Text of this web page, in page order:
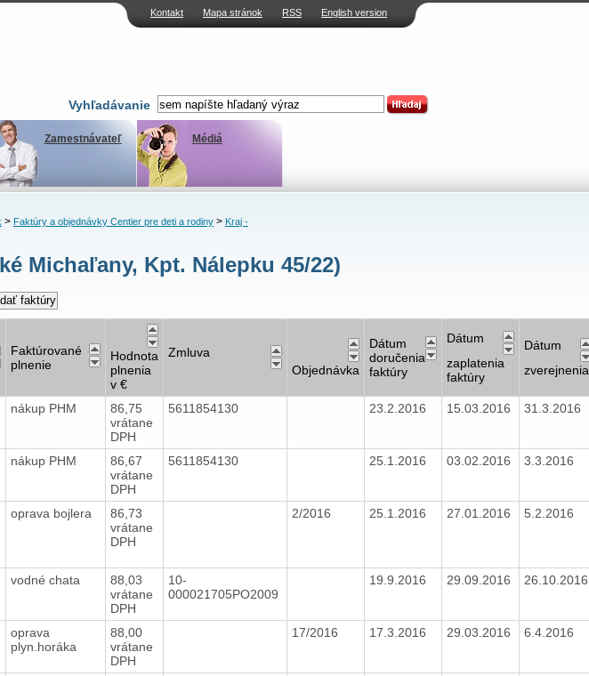
Kontakt Mapa stránok RSS English version
Vyhľadávanie
Zamestnávateľ Médiá
> Faktúry a objednávky Centier pre deti a rodiny> Kraj -
Michaľany, Kpt. Nálepku 45/22)
Faktúrované
plnenie
Hodnota
plnenia
v €
Zmluva
Objednávka
Dátum
doručenia
faktúry
Dátum
zaplatenia
faktúry
Dátum
zverejnenia
nákup PHM
86,75
vrátane
DPH
5611854130 23.2.2016 15.03.2016 31.3.2016
nákup PHM
86,67
vrátane
DPH
5611854130 25.1.2016 03.02.2016 3.3.2016
oprava bojlera
86,73
vrátane
DPH
2/2016 25.1.2016 27.01.2016 5.2.2016
vodné chata
88,03
vrátane
DPH
10-
000021705PO2009
19.9.2016 29.09.2016
oprava
plyn.horáka
88,00
vrátane
DPH
17/2016 17.3.2016 29.03.2016 6.4.2016